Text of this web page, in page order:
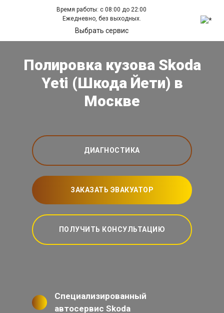
Время работы: с 08:00 до 22:00
Ежедневно, без выходных.
Выбрать сервис
Полировка кузова Skoda
Yeti (Шкода Йети) в
Москве
ДИАГНОСТИКА
ЗАКАЗАТЬ ЭВАКУАТОР
ПОЛУЧИТЬ КОНСУЛЬТАЦИЮ
Специализированный
автосервис Skoda